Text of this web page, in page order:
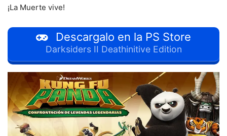
¡La Muerte vive!
Descargalo en la PS Store
Darksiders II Deathinitive Edition